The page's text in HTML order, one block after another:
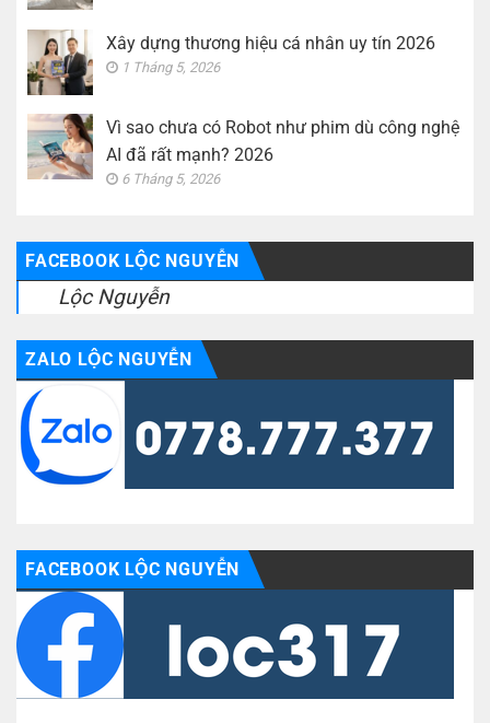
Xây dựng thương hiệu cá nhân uy tín 2026
1 Tháng 5, 2026
Vì sao chưa có Robot như phim dù công nghệ
AI đã rất mạnh? 2026
6 Tháng 5, 2026
FACEBOOK LỘC NGUYỄN
Lộc Nguyễn
ZALO LỘC NGUYỄN
FACEBOOK LỘC NGUYỄN